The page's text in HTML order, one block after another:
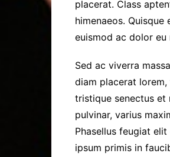
placerat. Class
himenaeos.
euismod ac dolor
Sed ac viverra
diam placerat
tristique senectus et
pulvinar, varius
Phasellus feugiat
ipsum primis in